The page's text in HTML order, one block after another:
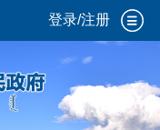
登录/注册